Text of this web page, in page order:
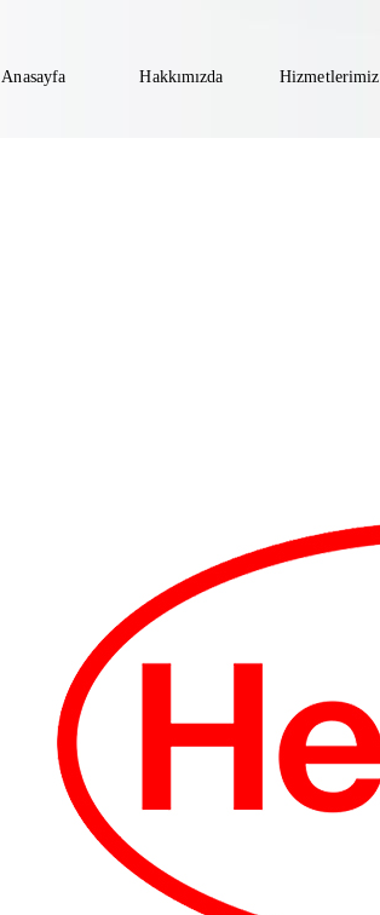
Anasayfa Hakkımızda Hizmetlerimiz